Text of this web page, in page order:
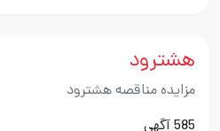
هشترود
مزایده مناقصه هشترود